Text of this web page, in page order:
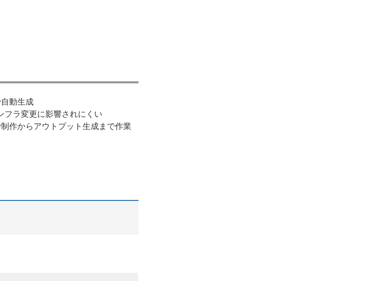
動生成
フラ変更に影響されにくい
作からアウトプット生成まで作業